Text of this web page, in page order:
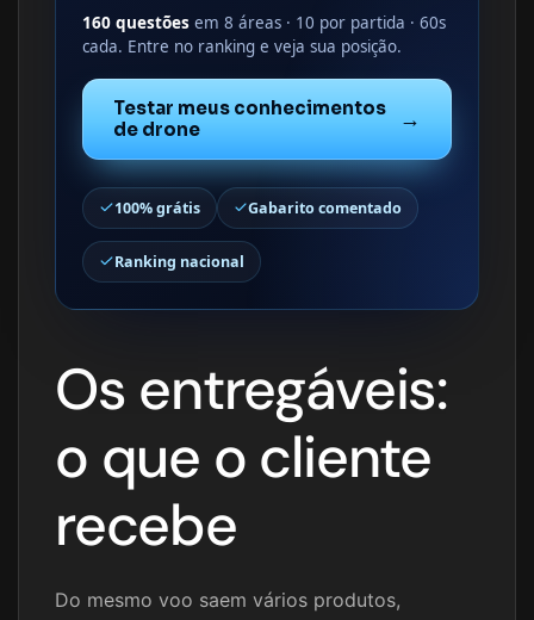
160 questões em 8 áreas · 10 por partida · 60s
cada. Entre no ranking e veja sua posição.
Testar meus conhecimentos
de drone
→
100% grátis Gabarito comentado
Ranking nacional
Os entregáveis:
o que o cliente
recebe
Do mesmo voo saem vários produtos,